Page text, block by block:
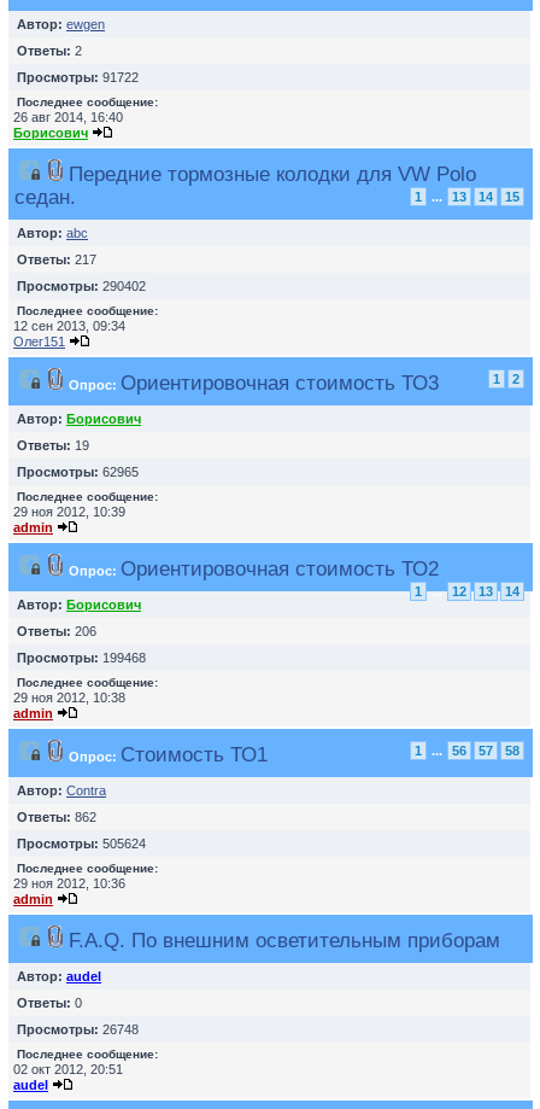
Автор: ewgen
Ответы: 2
Просмотры: 91722
Последнее сообщение:
26 авг 2014, 16:40
Борисович
Передние тормозные колодки для VW Polo
седан.
1 ... 13 14 15
Автор: abc
Ответы: 217
Просмотры: 290402
Последнее сообщение:
12 сен 2013, 09:34
Олег151
Опрос: Ориентировочная стоимость ТО3 1 2
Автор: Борисович
Ответы: 19
Просмотры: 62965
Последнее сообщение:
29 ноя 2012, 10:39
admin
Опрос: Ориентировочная стоимость ТО2
1 ... 12 13
14
Автор: Борисович
Ответы: 206
Просмотры: 199468
Последнее сообщение:
29 ноя 2012, 10:38
admin
Опрос: Cтоимость ТО1 1 ... 56 57 58
Автор: Contra
Ответы: 862
Просмотры: 505624
Последнее сообщение:
29 ноя 2012, 10:36
admin
F.A.Q. По внешним осветительным приборам
Автор: audel
Ответы: 0
Просмотры: 26748
Последнее сообщение:
02 окт 2012, 20:51
audel